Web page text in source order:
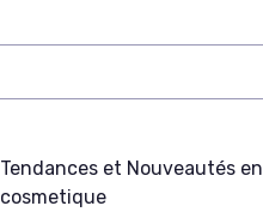
Tendances et Nouveautés en
cosmetique